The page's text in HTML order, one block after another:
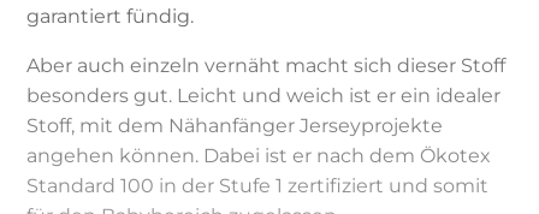
garantiert fündig.
Aber auch einzeln vernäht macht sich dieser Stoff
besonders gut. Leicht und weich ist er ein idealer
Stoff, mit dem Nähanfänger Jerseyprojekte
angehen können. Dabei ist er nach dem Ökotex
Standard 100 in der Stufe 1 zertifiziert und somit